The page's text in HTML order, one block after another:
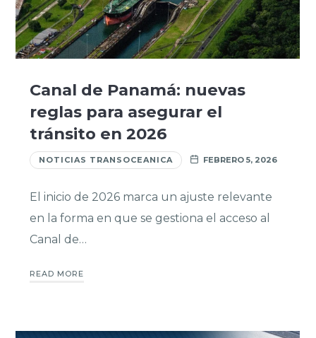
Canal de Panamá: nuevas
reglas para asegurar el
tránsito en 2026
NOTICIAS TRANSOCEANICA FEBRERO 5, 2026
El inicio de 2026 marca un ajuste relevante
en la forma en que se gestiona el acceso al
Canal de…
READ MORE